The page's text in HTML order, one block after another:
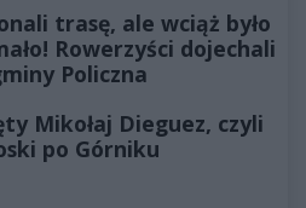
trasę, ale wciąż było
Rowerzyści dojechali
Policzna
Mikołaj Dieguez, czyli
po Górniku